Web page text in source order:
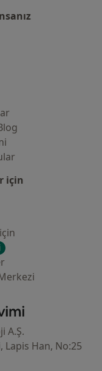
için
- Ana Sayfa
A.Ş.
Lapis Han, No:25